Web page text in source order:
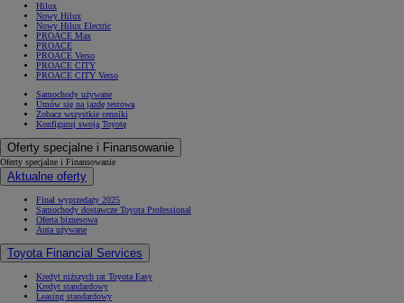
Hilux
Nowy Hilux
Nowy Hilux Electric
PROACE Max
PROACE
PROACE Verso
PROACE CITY
PROACE CITY Verso
Samochody używane
Umów się na jazdę testową
Zobacz wszystkie cenniki
Konfiguruj swoją Toyotę
Oferty specjalne i Finansowanie
Oferty specjalne i Finansowanie
Aktualne oferty
Finał wyprzedaży 2025
Samochody dostawcze Toyota Professional
Oferta biznesowa
Auta używane
Toyota Financial Services
Kredyt niższych rat Toyota Easy
Kredyt standardowy
Leasing standardowy